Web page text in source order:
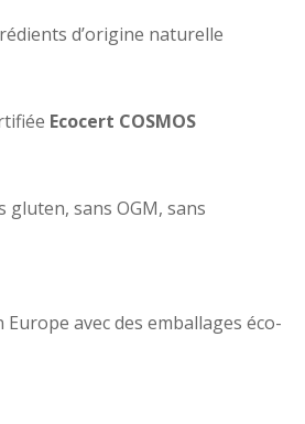
d’origine naturelle
Ecocert COSMOS
gluten, sans OGM, sans
Europe avec des emballages éco-